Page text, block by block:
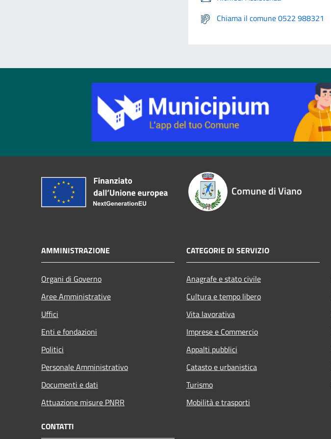
Chiama il comune 0522 988321
Comune di Viano
AMMINISTRAZIONE
Organi di Governo
Aree Amministrative
Uffici
Enti e fondazioni
Politici
Personale Amministrativo
Documenti e dati
Attuazione misure PNRR
CATEGORIE DI SERVIZIO
Anagrafe e stato civile
Cultura e tempo libero
Vita lavorativa
Imprese e Commercio
Appalti pubblici
Catasto e urbanistica
Turismo
Mobilità e trasporti
CONTATTI